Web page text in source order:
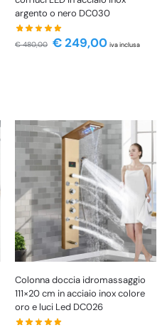
argento o nero DC030
€480,00 €249,00 iva inclusa
Colonna doccia idromassaggio
111×20 cm in acciaio inox colore
oro e luci Led DC026